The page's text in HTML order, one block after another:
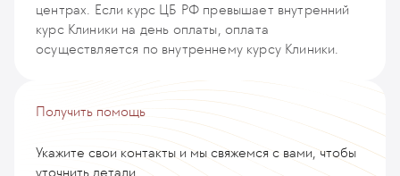
центрах. Если курс ЦБ РФ превышает внутренний
курс Клиники на день оплаты, оплата
осуществляется по внутреннему курсу Клиники.
Получить помощь
Укажите свои контакты и мы свяжемся с вами, чтобы
уточнить детали